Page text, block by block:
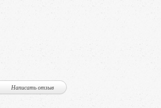
Написать отзыв